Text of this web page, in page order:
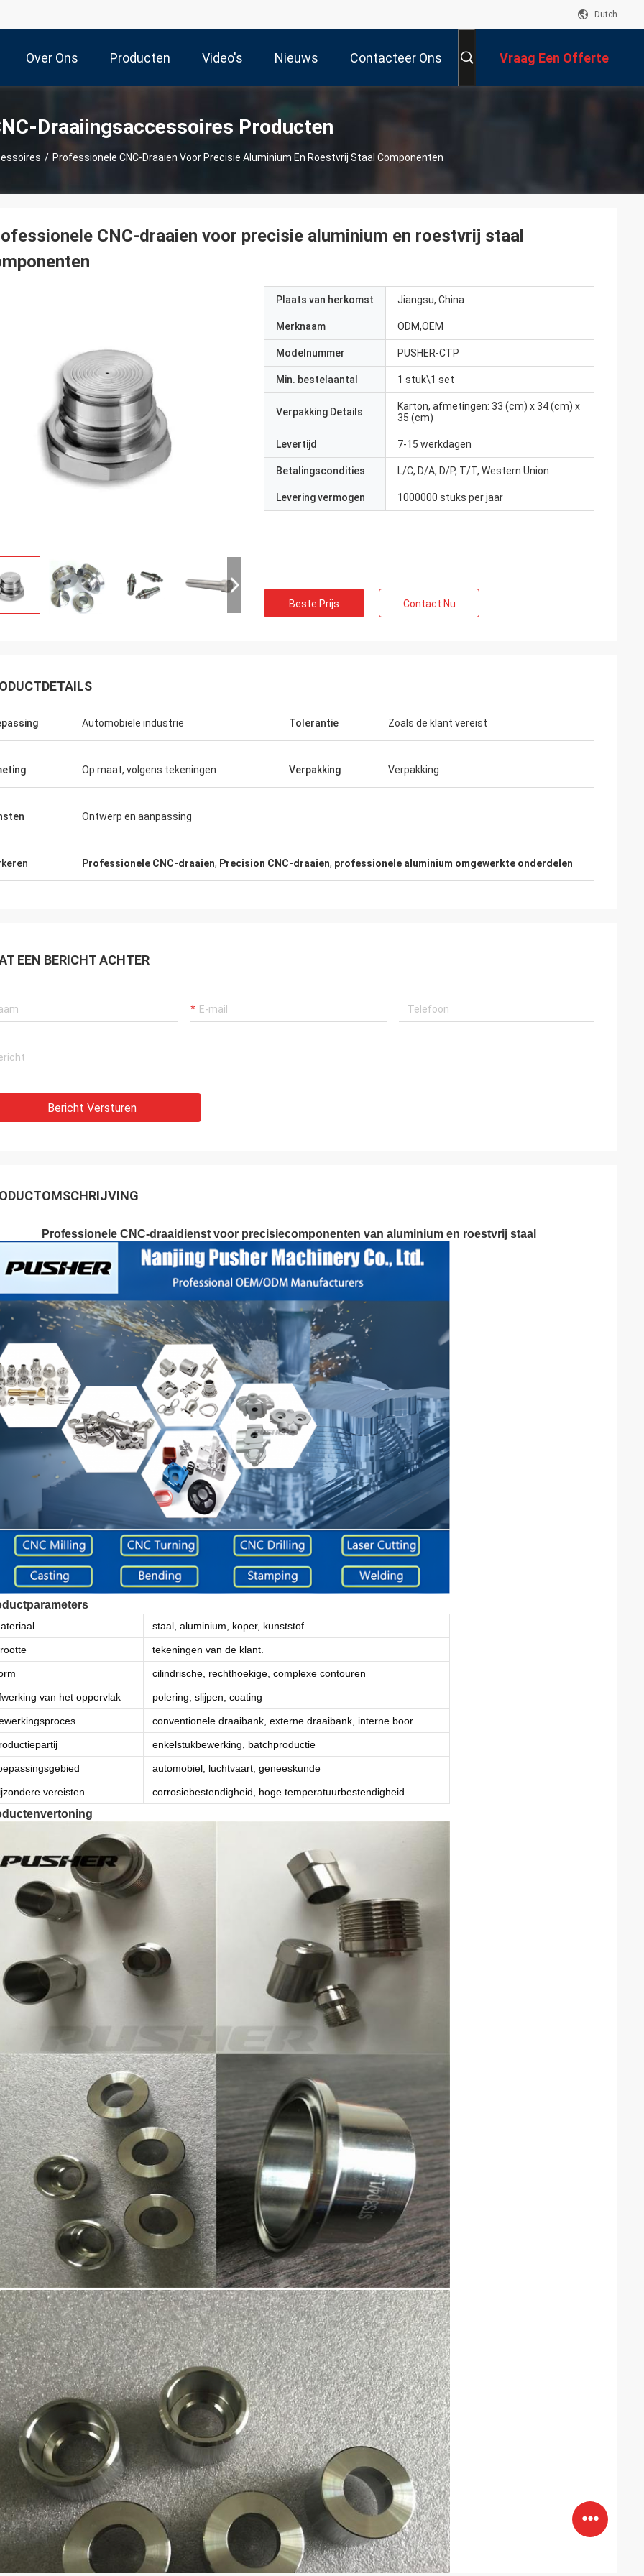
Dutch
Over Ons Producten Video's Nieuws Contacteer Ons Vraag Een Offerte
Draaiingsaccessoires Producten
/ Professionele CNC-Draaien Voor Precisie Aluminium En Roestvrij Staal Componenten
bedanken voor de jongens die
Kamil.
Goede kwaliteit, concurrerende prijs en
CNC-draaien voor precisie aluminium en roestvrij staal
Plaats van herkomst Jiangsu, China
Merknaam ODM,OEM
Modelnummer PUSHER-CTP
Min. bestelaantal 1 stuk\1 set
Verpakking Details
Karton, afmetingen: 33 (cm) x 34 (cm) x
35 (cm)
Levertijd 7-15 werkdagen
Betalingscondities L/C, D/A, D/P, T/T, Western Union
Levering vermogen 1000000 stuks per jaar
Beste Prijs Contact Nu
Automobiele industrie Tolerantie Zoals de klant vereist
Op maat, volgens tekeningen Verpakking Verpakking
Ontwerp en aanpassing
Professionele CNC-draaien, Precision CNC-draaien, professionele aluminium omgewerkte onderdelen
EEN BERICHT ACHTER
Bericht Versturen
Professionele CNC-draaidienst voor precisiecomponenten van aluminium en roestvrij staal
staal, aluminium, koper, kunststof
tekeningen van de klant.
cilindrische, rechthoekige, complexe contouren
van het oppervlak polering, slijpen, coating
conventionele draaibank, externe draaibank, interne boor
enkelstukbewerking, batchproductie
automobiel, luchtvaart, geneeskunde
vereisten corrosiebestendigheid, hoge temperatuurbestendigheid